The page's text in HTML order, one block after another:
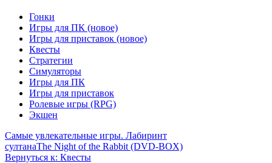
Гонки
Игры для ПК (новое)
Игры для приставок (новое)
Квесты
Стратегии
Симуляторы
Игры для ПК
Игры для приставок
Ролевые игры (RPG)
Экшен
Самые увлекательные игры. Лабиринт
султанаThe Night of the Rabbit (DVD-BOX)
Вернуться к: Квесты